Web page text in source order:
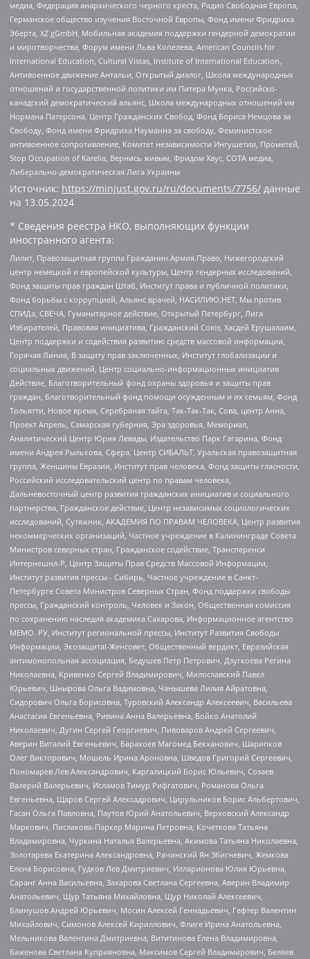
медиа, Федерация анархического черного креста, Радио Свободная Европа,
Германское общество изучения Восточной Европы, Фонд имени Фридриха
Эберта, XZ gGmbH, Мобильная академия поддержки гендерной демократии
и миротворчества, Форум имени Льва Копелева, American Councils for
International Education, Cultural Vistas, Institute of International Education,
Антивоенное движение Антальи, Открытый диалог, Школа международных
отношений и государственной политики им Питера Мунка, Российско-
канадский демократический альянс, Школа международных отношений им
Нормана Патерсона, Центр Гражданских Свобод, Фонд Бориса Немцова за
Свободу, Фонд имени Фридриха Науманна за свободу, Феминистское
антивоенное сопротивление, Комитет независимости Ингушетии, Прометей,
Stop Occupation of Karelia, Вернись живым, Фридом Хаус, СОТА медиа,
Либерально-демократическая Лига Украины
Источник: https://minjust.gov.ru/ru/documents/7756/ данные
на 13.05.2024
* Сведения реестра НКО, выполняющих функции
иностранного агента:
Лилит, Правозащитная группа Гражданин.Армия.Право, Нижегородский
центр немецкой и европейской культуры, Центр гендерных исследований,
Фонд защиты прав граждан Штаб, Институт права и публичной политики,
Фонд борьбы с коррупцией, Альянс врачей, НАСИЛИЮ.НЕТ, Мы против
СПИДа, СВЕЧА, Гуманитарное действие, Открытый Петербург, Лига
Избирателей, Правовая инициатива, Гражданский Союз, Хасдей Ерушалаим,
Центр поддержки и содействия развитию средств массовой информации,
Горячая Линия, В защиту прав заключенных, Институт глобализации и
социальных движений, Центр социально-информационных инициатив
Действие, Благотворительный фонд охраны здоровья и защиты прав
граждан, Благотворительный фонд помощи осужденным и их семьям, Фонд
Тольятти, Новое время, Серебряная тайга, Так-Так-Так, Сова, центр Анна,
Проект Апрель, Самарская губерния, Эра здоровья, Мемориал,
Аналитический Центр Юрия Левады, Издательство Парк Гагарина, Фонд
имени Андрея Рылькова, Сфера, Центр СИБАЛЬТ, Уральская правозащитная
группа, Женщины Евразии, Институт прав человека, Фонд защиты гласности,
Российский исследовательский центр по правам человека,
Дальневосточный центр развития гражданских инициатив и социального
партнерства, Гражданское действие, Центр независимых социологических
исследований, Сутяжник, АКАДЕМИЯ ПО ПРАВАМ ЧЕЛОВЕКА, Центр развития
некоммерческих организаций, Частное учреждение в Калининграде Совета
Министров северных стран, Гражданское содействие, Трансперенси
Интернешнл-Р, Центр Защиты Прав Средств Массовой Информации,
Институт развития прессы - Сибирь, Частное учреждение в Санкт-
Петербурге Совета Министров Северных Стран, Фонд поддержки свободы
прессы, Гражданский контроль, Человек и Закон, Общественная комиссия
по сохранению наследия академика Сахарова, Информационное агентство
МЕМО. РУ, Институт региональной прессы, Институт Развития Свободы
Информации, Экозащита!-Женсовет, Общественный вердикт, Евразийская
антимонопольная ассоциация, Бедушев Петр Петрович, Дзугкоева Регина
Николаевна, Кривенко Сергей Владимирович, Милославский Павел
Юрьевич, Шнырова Ольга Вадимовна, Чанышева Лилия Айратовна,
Сидорович Ольга Борисовна, Туровский Александр Алексеевич, Васильева
Анастасия Евгеньевна, Ривина Анна Валерьевна, Бойко Анатолий
Николаевич, Дугин Сергей Георгиевич, Пивоваров Андрей Сергеевич,
Аверин Виталий Евгеньевич, Барахоев Магомед Бекханович, Шарипков
Олег Викторович, Мошель Ирина Ароновна, Шведов Григорий Сергеевич,
Пономарев Лев Александрович, Каргалицкий Борис Юльевич, Созаев
Валерий Валерьевич, Исламов Тимур Рифгатович, Романова Ольга
Евгеньевна, Щаров Сергей Алексадрович, Цирульников Борис Альбертович,
Гасан Ольга Павловна, Паутов Юрий Анатольевич, Верховский Александр
Маркович, Пислакова-Паркер Марина Петровна, Кочеткова Татьяна
Владимировна, Чуркина Наталья Валерьевна, Акимова Татьяна Николаевна,
Золотарева Екатерина Александровна, Рачинский Ян Збигневич, Жемкова
Елена Борисовна, Гудков Лев Дмитриевич, Илларионова Юлия Юрьевна,
Саранг Анна Васильевна, Захарова Светлана Сергеевна, Аверин Владимир
Анатольевич, Щур Татьяна Михайловна, Щур Николай Алексеевич,
Блинушов Андрей Юрьевич, Мосин Алексей Геннадьевич, Гефтер Валентин
Михайлович, Симонов Алексей Кириллович, Флиге Ирина Анатольевна,
Мельникова Валентина Дмитриевна, Вититинова Елена Владимировна,
Баженова Светлана Куприяновна, Максимов Сергей Владимирович, Беляев